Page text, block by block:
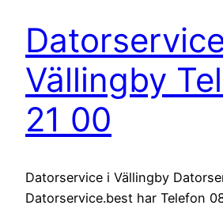
Vällingby
21 00
Datorservice i Vällingby
Datorservice.best har Telefon